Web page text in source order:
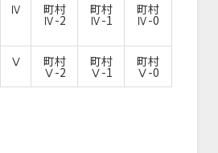
Ⅳ 町村
Ⅳ-2
町村
Ⅳ-1
町村
Ⅳ-0
Ⅴ 町村
Ⅴ-2
町村
Ⅴ-1
町村
Ⅴ-0